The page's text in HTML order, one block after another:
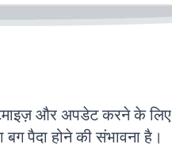
और अपडेट करने के लिए
पैदा होने की संभावना है।